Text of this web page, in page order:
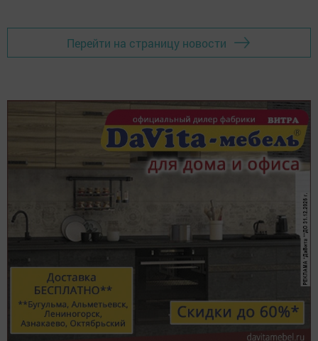
Перейти на страницу новости